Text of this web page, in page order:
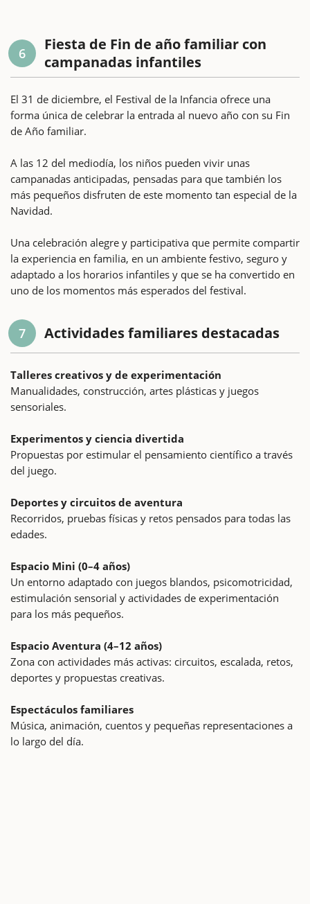
6
Fiesta de Fin de año familiar con
campanadas infantiles
El 31 de diciembre, el Festival de la Infancia ofrece una
forma única de celebrar la entrada al nuevo año con su Fin
de Año familiar.
A las 12 del mediodía, los niños pueden vivir unas
campanadas anticipadas, pensadas para que también los
más pequeños disfruten de este momento tan especial de la
Navidad.
Una celebración alegre y participativa que permite compartir
la experiencia en familia, en un ambiente festivo, seguro y
adaptado a los horarios infantiles y que se ha convertido en
uno de los momentos más esperados del festival.
7 Actividades familiares destacadas
Talleres creativos y de experimentación
Manualidades, construcción, artes plásticas y juegos
sensoriales.
Experimentos y ciencia divertida
Propuestas por estimular el pensamiento científico a través
del juego.
Deportes y circuitos de aventura
Recorridos, pruebas físicas y retos pensados para todas las
edades.
Espacio Mini (0–4 años)
Un entorno adaptado con juegos blandos, psicomotricidad,
estimulación sensorial y actividades de experimentación
para los más pequeños.
Espacio Aventura (4–12 años)
Zona con actividades más activas: circuitos, escalada, retos,
deportes y propuestas creativas.
Espectáculos familiares
Música, animación, cuentos y pequeñas representaciones a
lo largo del día.